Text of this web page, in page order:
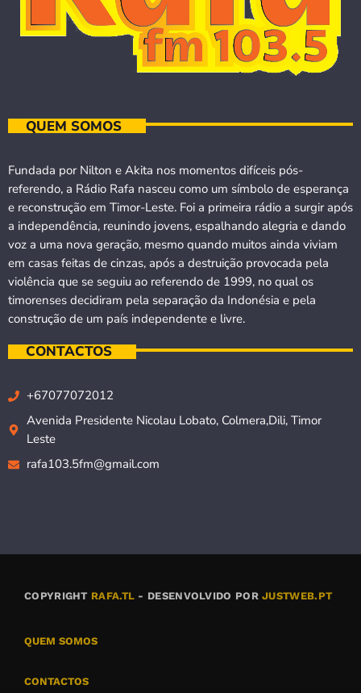
QUEM SOMOS
Fundada por Nilton e Akita nos momentos difíceis pós-
referendo, a Rádio Rafa nasceu como um símbolo de esperança
e reconstrução em Timor-Leste. Foi a primeira rádio a surgir após
a independência, reunindo jovens, espalhando alegria e dando
voz a uma nova geração, mesmo quando muitos ainda viviam
em casas feitas de cinzas, após a destruição provocada pela
violência que se seguiu ao referendo de 1999, no qual os
timorenses decidiram pela separação da Indonésia e pela
construção de um país independente e livre.
CONTACTOS
+67077072012
Avenida Presidente Nicolau Lobato, Colmera,Dili, Timor
Leste
rafa103.5fm@gmail.com
COPYRIGHT RAFA.TL - DESENVOLVIDO PORJUSTWEB.PT
QUEM SOMOS
CONTACTOS